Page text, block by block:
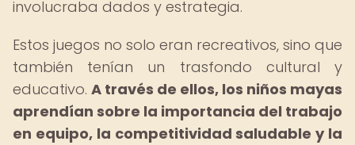
involucraba dados y estrategia.
Estos juegos no solo eran recreativos, sino que
también tenían un trasfondo cultural y
educativo. A través de ellos, los niños mayas
aprendían sobre la importancia del trabajo
en equipo, la competitividad saludable y la